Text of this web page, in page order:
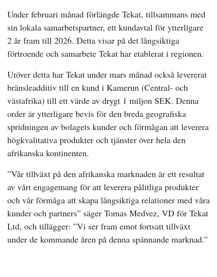
Under februari månad förlängde Tekat, tillsammans med
sin lokala samarbetspartner, ett kundavtal för ytterligare
2 år fram till 2026. Detta visar på det långsiktiga
förtroende och samarbete Tekat har etablerat i regionen.
Utöver detta har Tekat under mars månad också levererat
bränsleadditiv till en kund i Kamerun (Central- och
västafrika) till ett värde av drygt 1 miljon SEK. Denna
order är ytterligare bevis för den breda geografiska
spridningen av bolagets kunder och förmågan att leverera
högkvalitativa produkter och tjänster över hela den
afrikanska kontinenten.
”Vår tillväxt på den afrikanska marknaden är ett resultat
av vårt engagemang för att leverera pålitliga produkter
och vår förmåga att skapa långsiktiga relationer med våra
kunder och partners” säger Tomas Medvez, VD för Tekat
Ltd, och tillägger: ”Vi ser fram emot fortsatt tillväxt
under de kommande åren på denna spännande marknad.”